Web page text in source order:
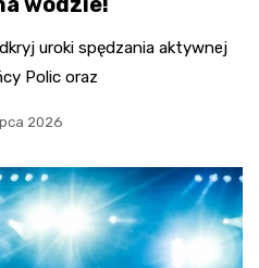
uroki spędzania aktywnej
Polic oraz
2026